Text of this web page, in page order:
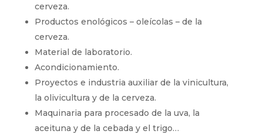
cerveza.
Productos enológicos – oleícolas – de la
cerveza.
Material de laboratorio.
Acondicionamiento.
Proyectos e industria auxiliar de la vinicultura,
la olivicultura y de la cerveza.
Maquinaria para procesado de la uva, la
aceituna y de la cebada y el trigo…